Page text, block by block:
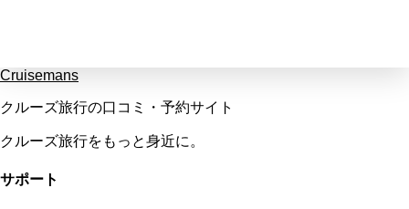
Cruisemans
クルーズ旅行の口コミ・予約サイト
クルーズ旅行をもっと身近に。
サポート